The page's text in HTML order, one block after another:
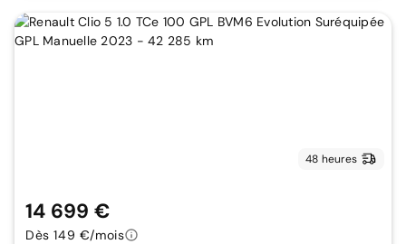
48 heures
14 699 €
Dès 149 €/mois